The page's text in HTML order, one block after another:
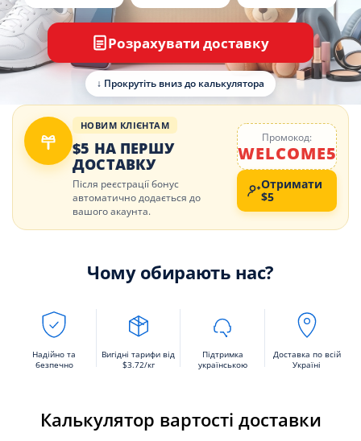
Розрахувати доставку
↓ Прокрутіть вниз до калькулятора
НОВИМ КЛІЄНТАМ
$5 НА ПЕРШУ
ДОСТАВКУ
Після реєстрації бонус
автоматично додається до
вашого акаунта.
Промокод:
WELCOME5
Отримати
$5
Чому обирають нас?
Надійно та
безпечно
Вигідні тарифи від
$3.72/кг
Підтримка
українською
Доставка по всій
Україні
Калькулятор вартості доставки